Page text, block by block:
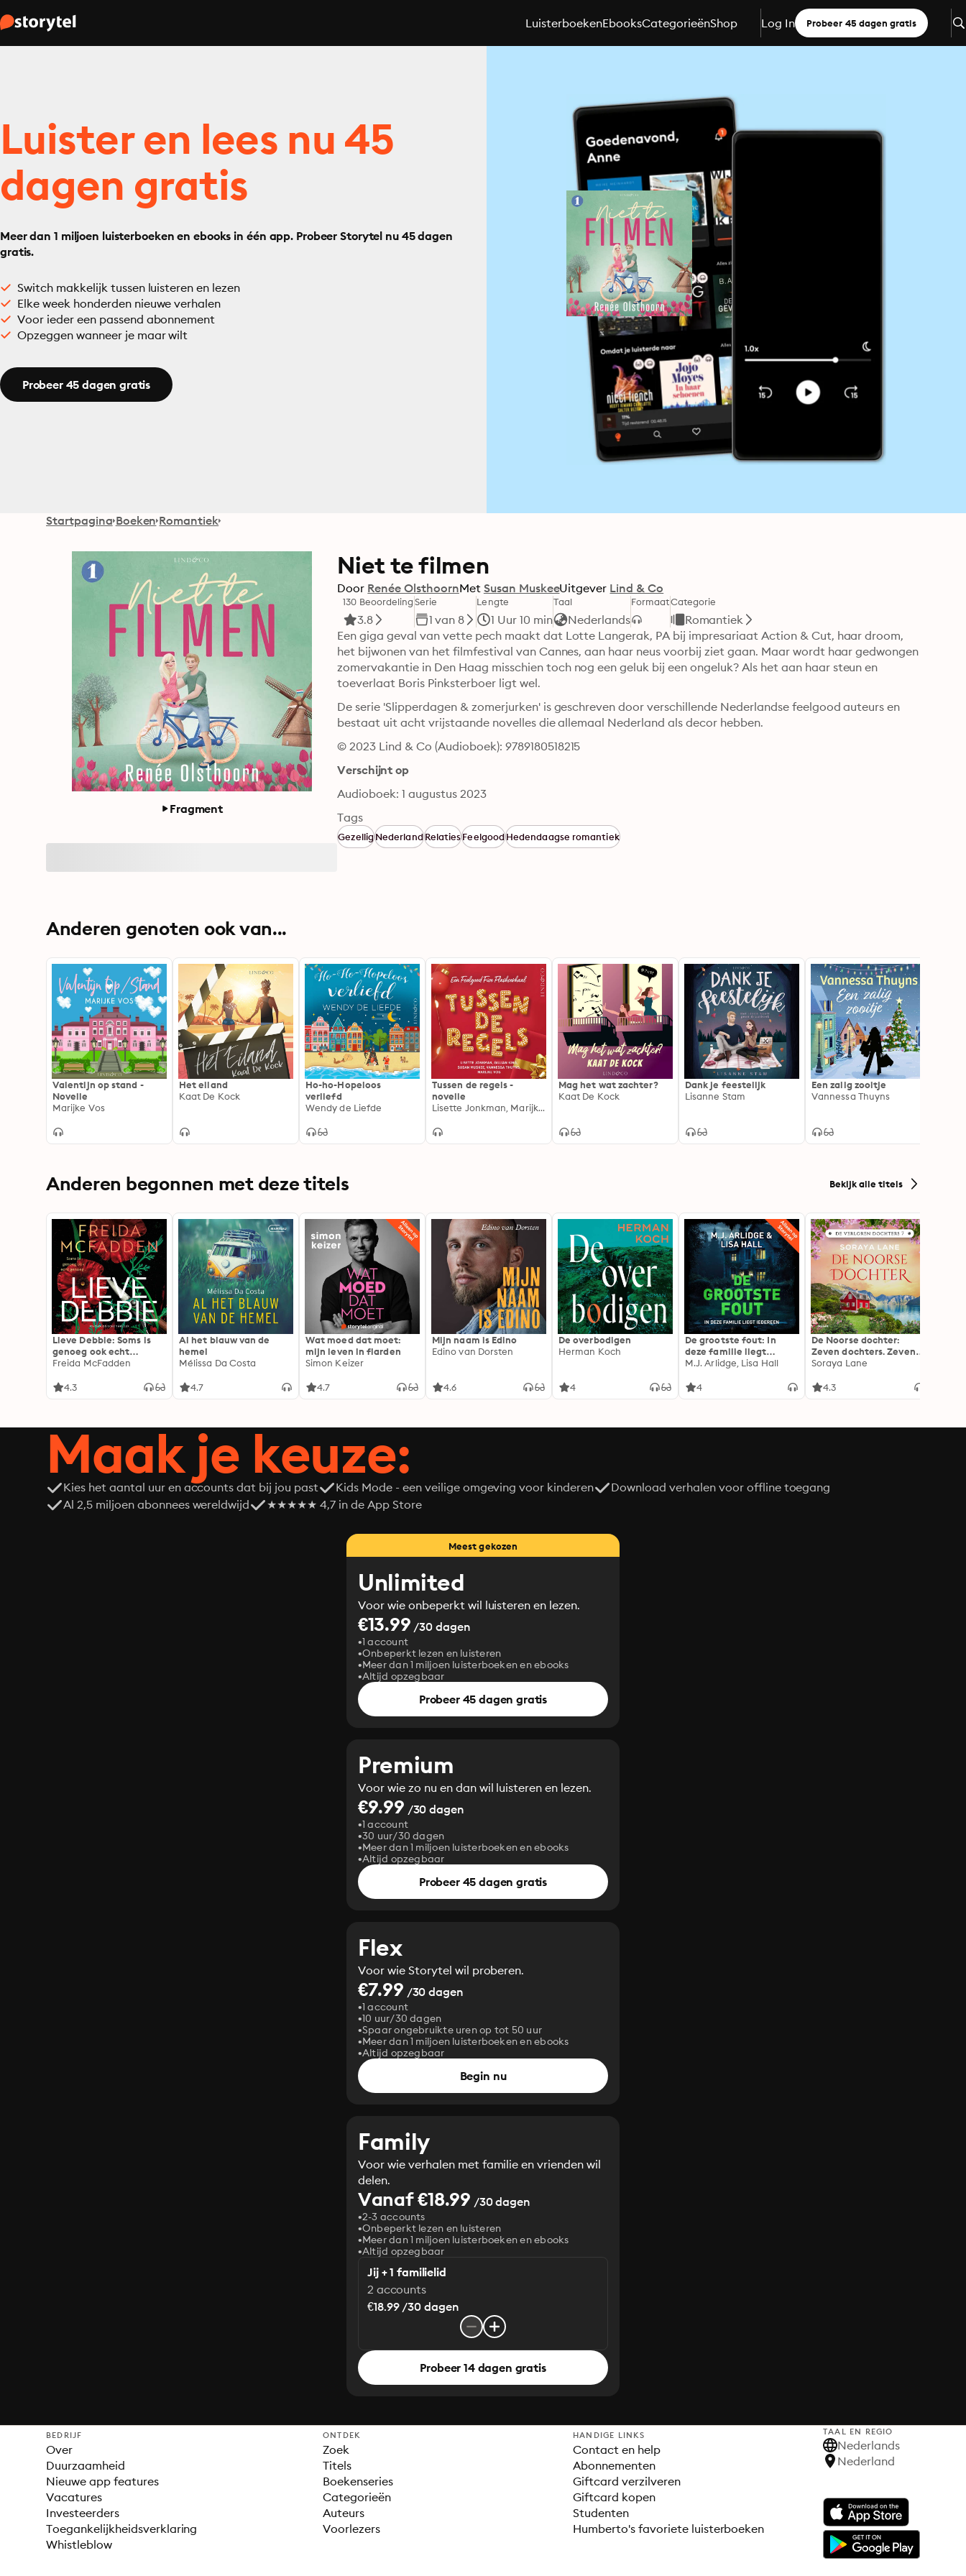
LuisterboekenEbooksCategorieënShop Log In Probeer 45 dagen gratis
Luister en lees nu 45
dagen gratis
Meer dan 1 miljoen luisterboeken en ebooks in één app. Probeer Storytel nu 45 dagen
gratis.
Switch makkelijk tussen luisteren en lezen
Elke week honderden nieuwe verhalen
Voor ieder een passend abonnement
Opzeggen wanneer je maar wilt
Probeer 45 dagen gratis
Startpagina Boeken Romantiek
Fragment
Niet te filmen
Door Renée OlsthoornMet Susan MuskeeUitgever Lind & Co
130 Beoordeling
3.8
Serie
1 van 8
Lengte
1 Uur 10 min
Taal
Nederlands
FormaatCategorie
Romantiek
Een giga geval van vette pech maakt dat Lotte Langerak, PA bij impresariaat Action & Cut, haar droom,
het bijwonen van het filmfestival van Cannes, aan haar neus voorbij ziet gaan. Maar wordt haar gedwongen
zomervakantie in Den Haag misschien toch nog een geluk bij een ongeluk? Als het aan haar steun en
toeverlaat Boris Pinksterboer ligt wel.
De serie 'Slipperdagen & zomerjurken' is geschreven door verschillende Nederlandse feelgood auteurs en
bestaat uit acht vrijstaande novelles die allemaal Nederland als decor hebben.
© 2023 Lind & Co (Audioboek): 9789180518215
Verschijnt op
Audioboek: 1 augustus 2023
Tags
GezelligNederlandRelatiesFeelgoodHedendaagse romantiek
Anderen genoten ook van...
Valentijn op stand -
Novelle
Marijke Vos
Het eiland
Kaat De Kock
Ho-ho-Hopeloos
verliefd
Wendy de Liefde
Tussen de regels -
novelle
Lisette Jonkman, Marijke Vos, Gillian King, Vannessa Thuyns, Susan Muskee
Mag het wat zachter?
Kaat De Kock
Dank je feestelijk
Lisanne Stam
Een zalig zooitje
Vannessa Thuyns
Anderen begonnen met deze titels Bekijk alle titels
Lieve Debbie: Soms is
genoeg ook echt
genoeg...
Freida McFadden
4.3
Al het blauw van de
hemel
Mélissa Da Costa
4.7
Wat moed dat moet:
mijn leven in flarden
Simon Keizer
4.7
Mijn naam is Edino
Edino van Dorsten
4.6
De overbodigen
Herman Koch
4
De grootste fout: In
deze familie liegt
iedereen
M.J. Arlidge, Lisa Hall
4
De Noorse dochter:
Zeven dochters. Zeven
geheimen. Zeven
Soraya Lane
4.3
Maak je keuze:
Kies het aantal uur en accounts dat bij jou past Kids Mode - een veilige omgeving voor kinderen
Download verhalen voor offline toegang
Al 2,5 miljoen abonnees wereldwijd
★★★★★ 4,7 in de App Store
Meest gekozen
Unlimited
Voor wie onbeperkt wil luisteren en lezen.
€13.99 /30 dagen
1 account
Onbeperkt lezen en luisteren
Meer dan 1 miljoen luisterboeken en ebooks
Altijd opzegbaar
Probeer 45 dagen gratis
Premium
Voor wie zo nu en dan wil luisteren en lezen.
€9.99 /30 dagen
1 account
30 uur/30 dagen
Meer dan 1 miljoen luisterboeken en ebooks
Altijd opzegbaar
Probeer 45 dagen gratis
Flex
Voor wie Storytel wil proberen.
€7.99 /30 dagen
1 account
10 uur/30 dagen
Spaar ongebruikte uren op tot 50 uur
Meer dan 1 miljoen luisterboeken en ebooks
Altijd opzegbaar
Begin nu
Family
Voor wie verhalen met familie en vrienden wil
delen.
Vanaf €18.99 /30 dagen
2-3 accounts
Onbeperkt lezen en luisteren
Meer dan 1 miljoen luisterboeken en ebooks
Altijd opzegbaar
Jij + 1 familielid
2 accounts
€18.99 /30 dagen
Probeer 14 dagen gratis
BEDRIJF
Over
Duurzaamheid
Nieuwe app features
Vacatures
Investeerders
Toegankelijkheidsverklaring
Whistleblow
ONTDEK
Zoek
Titels
Boekenseries
Categorieën
Auteurs
Voorlezers
HANDIGE LINKS
Contact en help
Abonnementen
Giftcard verzilveren
Giftcard kopen
Studenten
Humberto's favoriete luisterboeken
TAAL EN REGIO
Nederlands
Nederland